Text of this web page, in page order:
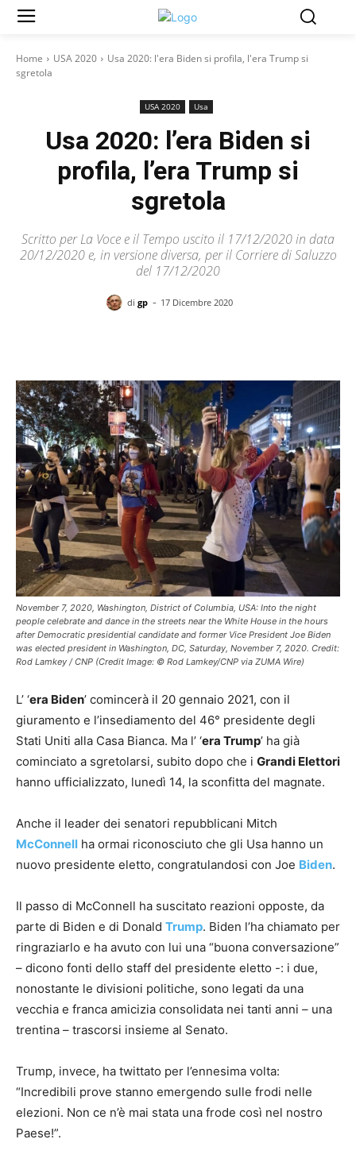
Home USA 2020
Usa 2020: l'era Biden si profila, l'era Trump si
sgretola
USA 2020 Usa
Usa 2020: l’era Biden si
profila, l’era Trump si
sgretola
Scritto per La Voce e il Tempo uscito il 17/12/2020 in data
20/12/2020 e, in versione diversa, per il Corriere di Saluzzo
del 17/12/2020
di gp - 17 Dicembre 2020
November 7, 2020, Washington, District of Columbia, USA: Into the night
people celebrate and dance in the streets near the White House in the hours
after Democratic presidential candidate and former Vice President Joe Biden
was elected president in Washington, DC, Saturday, November 7, 2020. Credit:
Rod Lamkey / CNP (Credit Image: © Rod Lamkey/CNP via ZUMA Wire)
L’ ‘era Biden’ comincerà il 20 gennaio 2021, con il
giuramento e l’insediamento del 46° presidente degli
Stati Uniti alla Casa Bianca. Ma l’ ‘era Trump’ ha già
cominciato a sgretolarsi, subito dopo che i Grandi Elettori
hanno ufficializzato, lunedì 14, la sconfitta del magnate.
Anche il leader dei senatori repubblicani Mitch
McConnell ha ormai riconosciuto che gli Usa hanno un
nuovo presidente eletto, congratulandosi con Joe Biden.
Il passo di McConnell ha suscitato reazioni opposte, da
parte di Biden e di Donald Trump. Biden l’ha chiamato per
ringraziarlo e ha avuto con lui una “buona conversazione”
– dicono fonti dello staff del presidente eletto -: i due,
nonostante le divisioni politiche, sono legati da una
vecchia e franca amicizia consolidata nei tanti anni – una
trentina – trascorsi insieme al Senato.
Trump, invece, ha twittato per l’ennesima volta:
“Incredibili prove stanno emergendo sulle frodi nelle
elezioni. Non ce n’è mai stata una frode così nel nostro
Paese!”.